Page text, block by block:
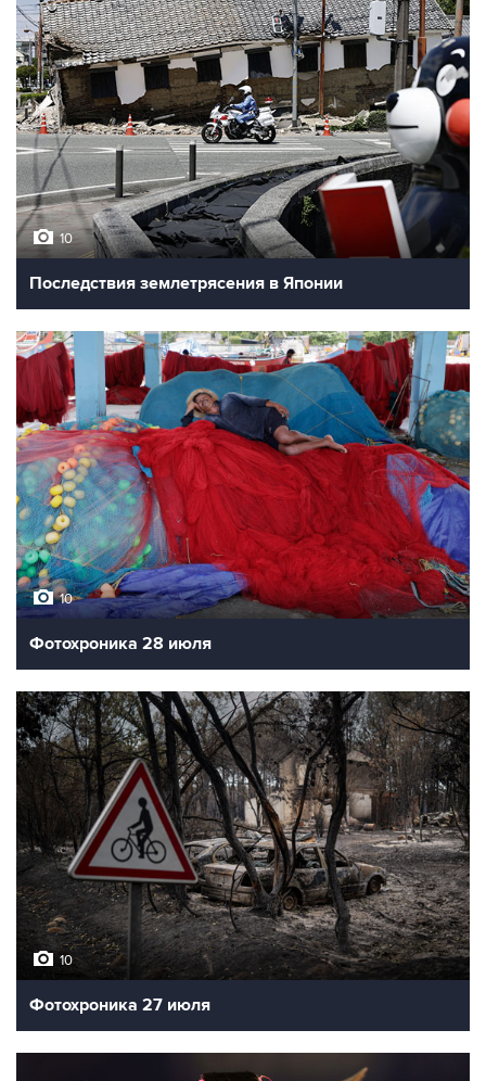
10
Последствия землетрясения в Японии
10
Фотохроника 28 июля
10
Фотохроника 27 июля